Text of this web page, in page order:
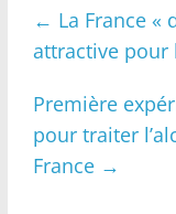
← La France «
attractive pour
Première
pour traiter
France →